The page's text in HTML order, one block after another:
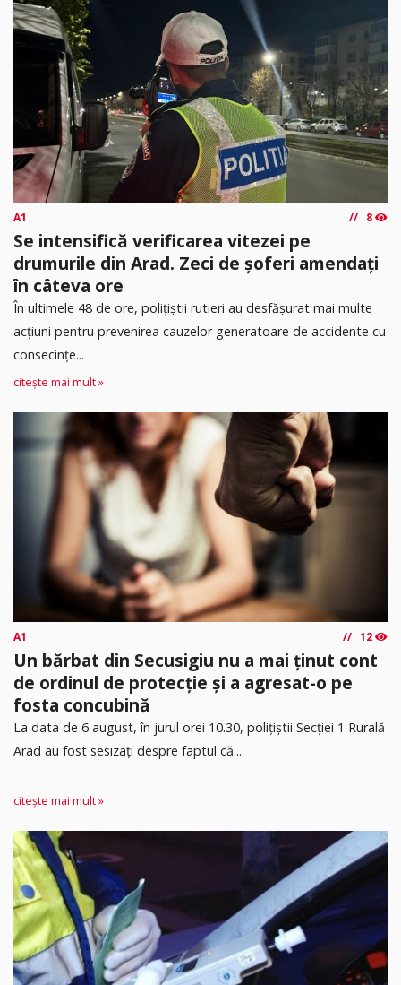
A1 8
Se intensifică verificarea vitezei pe
drumurile din Arad. Zeci de șoferi amendați
în câteva ore
În ultimele 48 de ore, polițiștii rutieri au desfășurat mai multe
acțiuni pentru prevenirea cauzelor generatoare de accidente cu
consecințe...
citește mai mult »
A1 12
Un bărbat din Secusigiu nu a mai ținut cont
de ordinul de protecție și a agresat-o pe
fosta concubină
​La data de 6 august, în jurul orei 10.30, polițiștii Secției 1 Rurală
Arad au fost sesizați despre faptul că...
citește mai mult »